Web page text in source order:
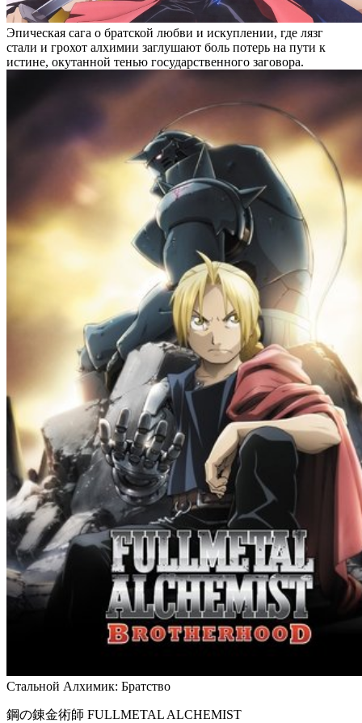
Эпическая сага о братской любви и искуплении, где лязг
стали и грохот алхимии заглушают боль потерь на пути к
истине, окутанной тенью государственного заговора.
Стальной Алхимик: Братство
鋼の錬金術師 FULLMETAL ALCHEMIST